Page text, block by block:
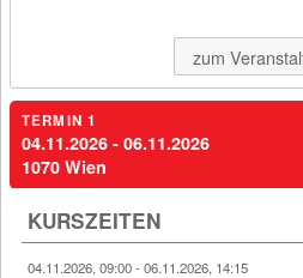
zum
TERMIN 1
04.11.2026 - 06.11.2026
1070 Wien
KURSZEITEN
04.11.2026, 09:00 - 06.11.2026, 14:15
04.11.2026 - 06.11.2026
Kirchengasse 3
1070 Wien